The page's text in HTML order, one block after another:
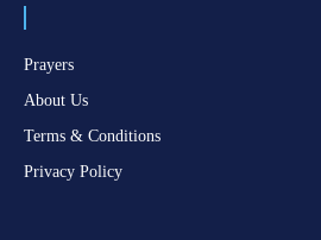
Prayers
About Us
Terms & Conditions
Privacy Policy